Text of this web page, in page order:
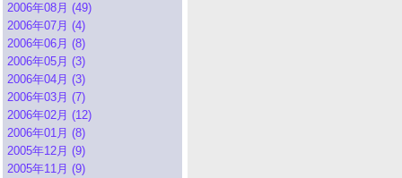
2006年08月 (49)
2006年07月 (4)
2006年06月 (8)
2006年05月 (3)
2006年04月 (3)
2006年03月 (7)
2006年02月 (12)
2006年01月 (8)
2005年12月 (9)
2005年11月 (9)